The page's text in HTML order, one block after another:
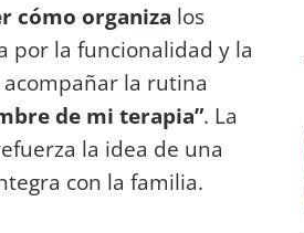
cómo organiza los
por la funcionalidad y la
la rutina
de mi terapia”. La
la idea de una
con la familia.